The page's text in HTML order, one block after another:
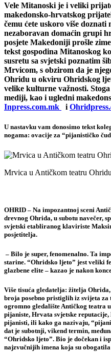
Vele Mitanoski je i veliki
makedonsko-hrvatskog
čemu ćete uskoro više
nezaboravan domaćin grupi
posjete Makedoniji prošle
tekst gospodina Mitanoskog
susretu sa svjetski poznatim
Mrvicom, s obzirom da je
Ohridu u okviru Ohridskog
velike kulturne važnosti.
mediji, kao i ugledni
Inpress.com.mk
i
U nastavku vam donosimo tekst
nogama: ovacije za “pijanističko
Mrvica u Antičkom teatru Ohridu
OHRID – Na impozantnoj sceni
drevnog Ohrida, u subotu navečer,
svjetski etabliranog klaviriste
posjetitelja.
– Bilo je super, fenomenalno. Ta
starine. “Ohridsko ljeto” jest veliki
glazbene elite – kazao je nakon
Više tisuća gledatelja: žitelja
broja posebno pristiglih iz svijeta
ogromno gledalište Antičkog teatra
pijaniste, Hrvata svjetske
pijanisti, ili kako ga nazivaju,
dat je subotnji, vikend termin,
“Ohridsko ljeto”. Bio je dočekan i
najzvučnijih imena koja su